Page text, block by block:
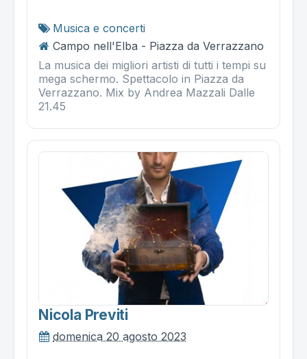
Musica e concerti
Campo nell'Elba - Piazza da Verrazzano
La musica dei migliori artisti di tutti i tempi su
mega schermo. Spettacolo in Piazza da
Verrazzano. Mix by Andrea Mazzali Dalle
21.45
Nicola Previti
domenica 20 agosto 2023